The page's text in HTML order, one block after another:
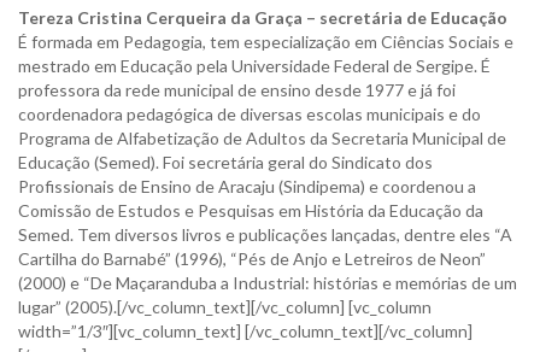
Tereza Cristina Cerqueira da Graça – secretária de Educação
É formada em Pedagogia, tem especialização em Ciências Sociais e
mestrado em Educação pela Universidade Federal de Sergipe. É
professora da rede municipal de ensino desde 1977 e já foi
coordenadora pedagógica de diversas escolas municipais e do
Programa de Alfabetização de Adultos da Secretaria Municipal de
Educação (Semed). Foi secretária geral do Sindicato dos
Profissionais de Ensino de Aracaju (Sindipema) e coordenou a
Comissão de Estudos e Pesquisas em História da Educação da
Semed. Tem diversos livros e publicações lançadas, dentre eles “A
Cartilha do Barnabé” (1996), “Pés de Anjo e Letreiros de Neon”
(2000) e “De Maçaranduba a Industrial: histórias e memórias de um
lugar” (2005).[/vc_column_text][/vc_column] [vc_column
width=”1/3″][vc_column_text] [/vc_column_text][/vc_column]